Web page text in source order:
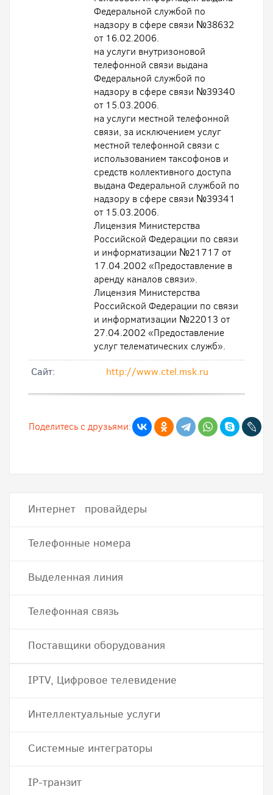
Федеральной службой по
надзору в сфере связи №38632
от 16.02.2006.
на услуги внутризоновой
телефонной связи выдана
Федеральной службой по
надзору в сфере связи №39340
от 15.03.2006.
на услуги местной телефонной
связи, за исключением услуг
местной телефонной связи с
использованием таксофонов и
средств коллективного доступа
выдана Федеральной службой по
надзору в сфере связи №39341
от 15.03.2006.
Лицензия Министерства
Российской Федерации по связи
и информатизации №21717 от
17.04.2002 «Предоставление в
аренду каналов связи».
Лицензия Министерства
Российской Федерации по связи
и информатизации №22013 от
27.04.2002 «Предоставление
услуг телематических служб».
Cайт:
http://www.ctel.msk.ru
Поделитесь с друзьями:
Интернет провайдеры
Телефонные номера
Выделенная линия
Телефонная связь
Поставщики оборудования
IPTV, Цифровое телевидение
Интеллектуальные услуги
Системные интеграторы
IP-транзит